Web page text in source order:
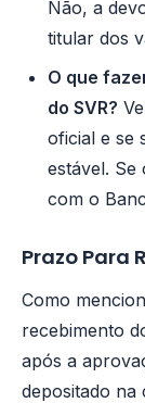
Não, a
titular dos
O que
do SVR?
oficial e se
estável.
com o
Prazo Para
Como
recebimento
após a
depositado na